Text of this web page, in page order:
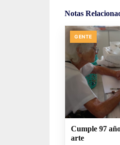
Notas
GENTE
Cumple 97
arte